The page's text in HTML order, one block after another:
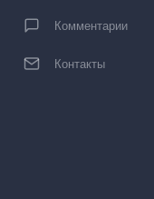
Комментарии
Контакты